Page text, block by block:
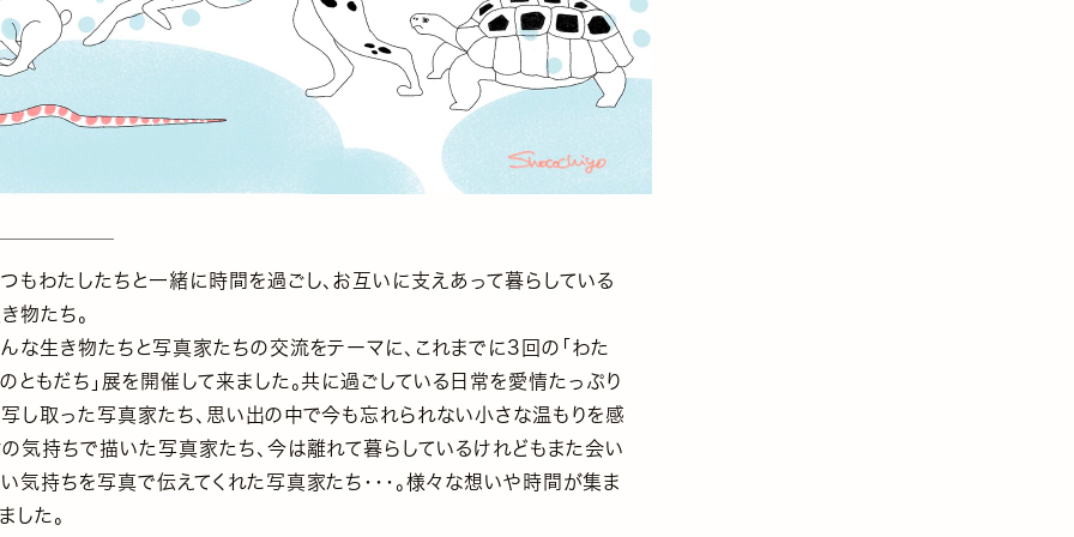
もわたしたちと一緒に時間を過ごし、お互いに支えあって暮らしている
物たち。
な生き物たちと写真家たちの交流をテーマに、これまでに3回の「わた
ともだち」展を開催して来ました。共に過ごしている日常を愛情たっぷり
し取った写真家たち、思い出の中で今も忘れられない小さな温もりを感
気持ちで描いた写真家たち、今は離れて暮らしているけれどもまた会い
気持ちを写真で伝えてくれた写真家たち・・・。様々な想いや時間が集ま
した。